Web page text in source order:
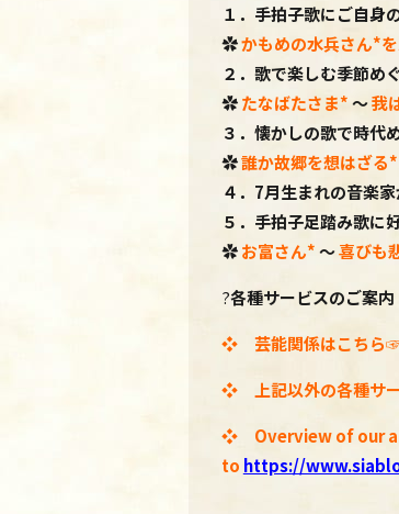
１．手拍子歌にご自身
✿かもめの水兵さん*
２．歌で楽しむ季節め
✿たなばたさま*～我
３．懐かしの歌で時代
✿誰か故郷を想はざる*
４．7月生まれの音楽
５．手拍子足踏み歌に
✿お富さん*～喜びも
?各種サービスのご案内
❖ 芸能関係はこちら
❖ 上記以外の各種サ
❖ Overview of our
to https://